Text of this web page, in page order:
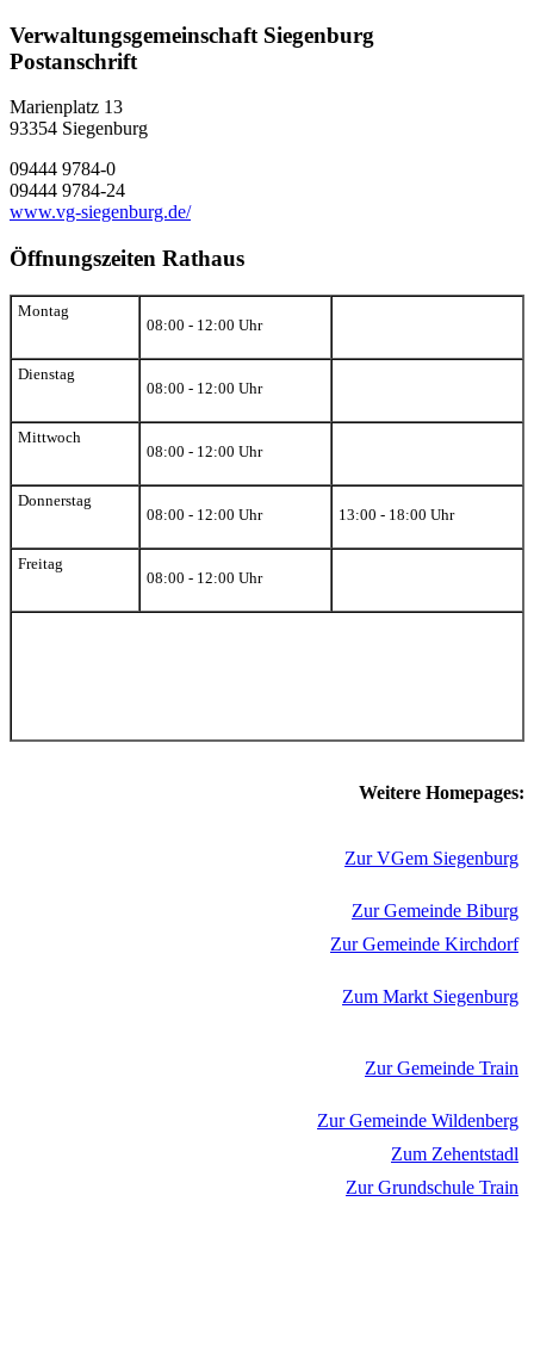
Verwaltungsgemeinschaft Siegenburg
Postanschrift
Marienplatz 13
93354 Siegenburg
09444 9784-0
09444 9784-24
www.vg-siegenburg.de/
Öffnungszeiten Rathaus
Montag
08:00 - 12:00 Uhr
Dienstag
08:00 - 12:00 Uhr
Mittwoch
08:00 - 12:00 Uhr
Donnerstag
08:00 - 12:00 Uhr
13:00 - 18:00 Uhr
Freitag
08:00 - 12:00 Uhr
Weitere Homepages:
Zur VGem Siegenburg
Zur Gemeinde Biburg
Zur Gemeinde Kirchdorf
Zum Markt Siegenburg
Zur Gemeinde Train
Zur Gemeinde Wildenberg
Zum Zehentstadl
Zur Grundschule Train